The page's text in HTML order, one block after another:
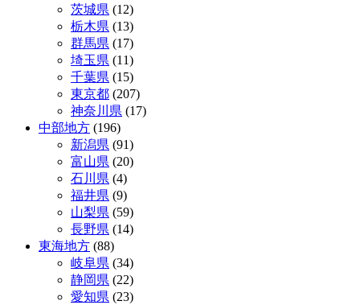
茨城県 (12)
栃木県 (13)
群馬県 (17)
埼玉県 (11)
千葉県 (15)
東京都 (207)
神奈川県 (17)
中部地方 (196)
新潟県 (91)
富山県 (20)
石川県 (4)
福井県 (9)
山梨県 (59)
長野県 (14)
東海地方 (88)
岐阜県 (34)
静岡県 (22)
愛知県 (23)